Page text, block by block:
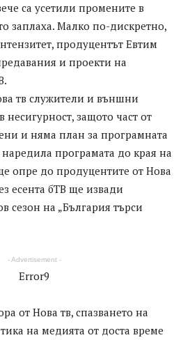
са усетили промените в
заплаха. Малко по-дискретно,
продуцентът Евтим
и проекти на
тв служители и външни
несигурност, защото част от
и няма план за програмната
наредила програмата до края на
опре до продуцентите от Нова
есента бТВ ще извади
сезон на „България търси
- Advertisement -
Error9
от Нова тв, спазването на
на медията от доста време